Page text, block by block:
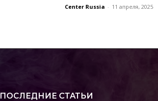
Center Russia - 11 апреля, 2025
ПОСЛЕДНИЕ СТАТЬИ